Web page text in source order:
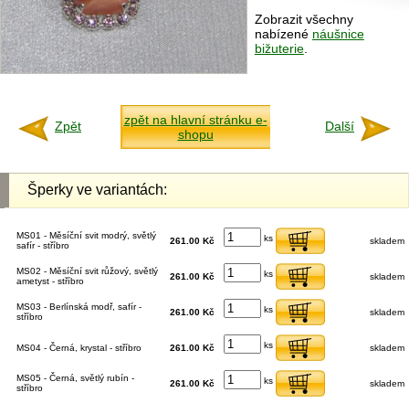
Zobrazit všechny
nabízené náušnice
bižuterie.
Zpět
zpět na hlavní stránku e-
shopu
Další
Šperky ve variantách:
MS01 - Měsíční svit modrý, světlý
safír - stříbro
261.00 Kč ks skladem
MS02 - Měsíční svit růžový, světlý
ametyst - stříbro
261.00 Kč ks skladem
MS03 - Berlínská modř, safír -
stříbro
261.00 Kč ks skladem
MS04 - Černá, krystal - stříbro 261.00 Kč ks skladem
MS05 - Černá, světlý rubín -
stříbro
261.00 Kč ks skladem